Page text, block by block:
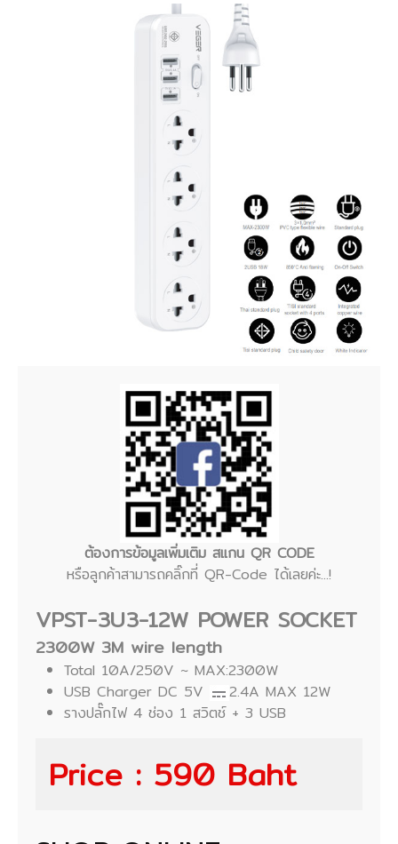
ต้องการข้อมูลเพิ่มเติม สแกน QR CODE
หรือลูกค้าสามารถคลิ๊กที่ QR-Code ได้เลยค่ะ...!
VPST-3U3-12W POWER SOCKET
2300W 3M wire length
Total 10A/250V ~ MAX:2300W
USB Charger DC 5V
2.4A MAX 12W
รางปลั๊กไฟ 4 ช่อง 1 สวิตช์ + 3 USB
Price : 590 Baht